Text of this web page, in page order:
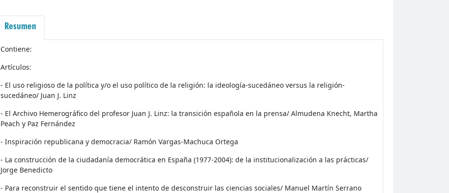
Resumen
Contiene:
Artículos:
- El uso religioso de la política y/o el uso político de la religión: la ideología-sucedáneo versus la religión-
sucedáneo/ Juan J. Linz
- El Archivo Hemerográfico del profesor Juan J. Linz: la transición española en la prensa/ Almudena Knecht, Martha
Peach y Paz Fernández
- Inspiración republicana y democracia/ Ramón Vargas-Machuca Ortega
- La construcción de la ciudadanía democrática en España (1977-2004): de la institucionalización a las prácticas/
Jorge Benedicto
- Para reconstruir el sentido que tiene el intento de desconstruir las ciencias sociales/ Manuel Martín Serrano